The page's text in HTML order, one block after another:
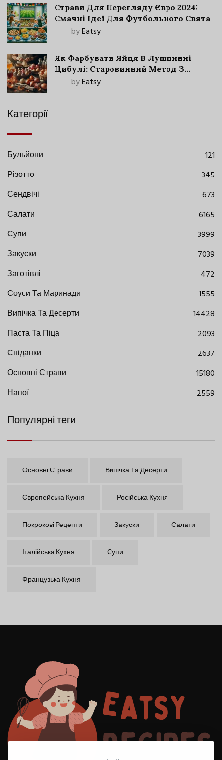
Страви Для Перегляду Євро 2024:
Смачні Ідеї Для Футбольного Свята
byEatsy
Як Фарбувати Яйця В Лушпинні
Цибулі: Старовинний Метод З
Сучасними Нюансами
byEatsy
Категорії
Бульйони
121
Різотто
345
Сендвічі
673
Салати
6165
Супи
3999
Закуски
7039
Заготівлі
472
Соуси Та Маринади
1555
Випічка Та Десерти
14428
Паста Та Піца
2093
Сніданки
2637
Основні Страви
15180
Напої
2559
Популярні теги
Основні Страви Випічка Та Десерти
Європейська Кухня Російська Кухня
Покрокові Рецепти Закуски Салати
Італійська Кухня Супи
Французька Кухня